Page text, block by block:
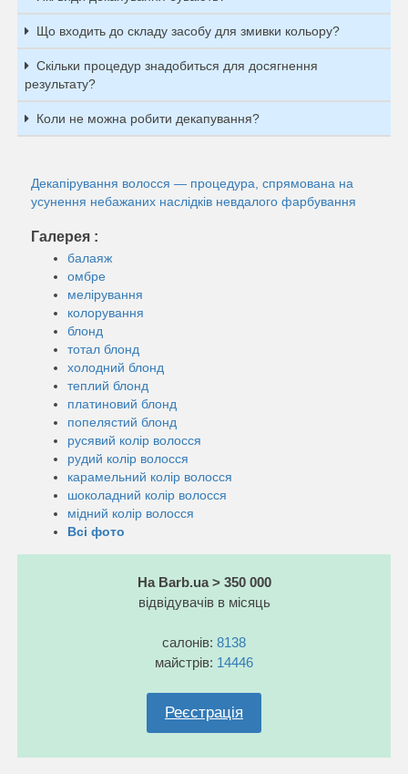
Що входить до складу засобу для змивки кольору?
Скільки процедур знадобиться для досягнення
результату?
Коли не можна робити декапування?
Декапірування волосся — процедура, спрямована на
усунення небажаних наслідків невдалого фарбування
Галерея :
балаяж
омбре
мелірування
колорування
блонд
тотал блонд
холодний блонд
теплий блонд
платиновий блонд
попелястий блонд
русявий колір волосся
рудий колір волосся
карамельний колір волосся
шоколадний колір волосся
мідний колір волосся
Всі фото
На Barb.ua > 350 000
відвідувачів в місяць
салонів: 8138
майстрів: 14446
Реєстрація